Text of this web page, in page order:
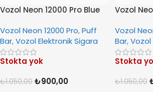
Vozol Neon 12000 Pro Blue
Vozol Neon 12000 Pro,Puff
Bar,Vozol Elektronik Sigara
Stokta yok
₺1.050,00 ₺900,00
Vozol
Vozol
Bar,Vozol
Stokta
₺1.050,00